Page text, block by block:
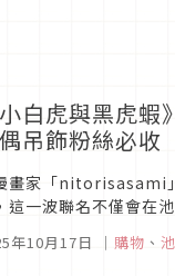
小白虎與黑虎
吊飾粉絲必收
畫家「nitorisasami
這一波聯名不僅會在
年10月17日 ｜ 購物 、